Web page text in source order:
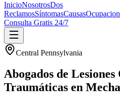
InicioNosotrosDos
ReclamosSíntomasCausas
Consulta Gratis 24/7
Central Pennsylvania
Abogados de
Traumáticas en